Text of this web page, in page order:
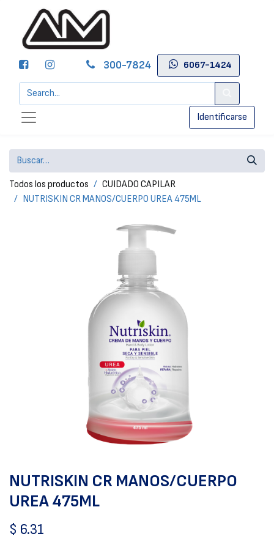
300-7824 6067-1424
Identificarse
Todos los productos
CUIDADO CAPILAR
NUTRISKIN CR MANOS/CUERPO UREA 475ML
NUTRISKIN CR MANOS/CUERPO
UREA 475ML
$ 6.31